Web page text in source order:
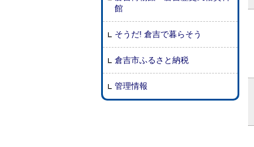
館
そうだ! 倉吉で暮らそう
倉吉市ふるさと納税
管理情報